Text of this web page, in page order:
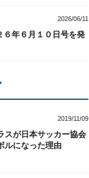
2026/06/11
６年６月１０日号を発
2019/11/09
スが日本サッカー協会
ルになった理由